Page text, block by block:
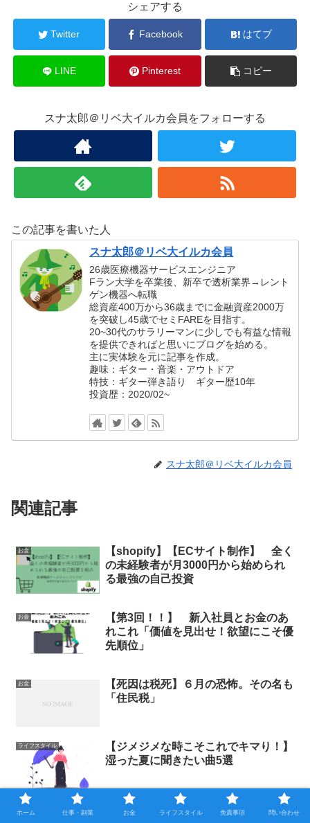
シェアする
Twitter Facebook はてブ
LINE Pinterest コピー
スナ太郎＠リベ大イルカ会員をフォローする
この記事を書いた人
スナ太郎＠リベ大イルカ会員
26歳医療機器サービスエンジニア
Fラン大学を卒業後、新卒で透析業界→レント
ゲン機器へ転職
総資産400万から36歳までに金融資産2000万
を突破し45歳でセミFAREを目指す。
20~30代のサラリーマンに少しでも有益な情報
を提供できればと思いにブログを始める。
主に実体験を元に記事を作成。
趣味：ギター・音楽・アウトドア
特技：ギター弾き語り ギター歴10年
投資歴：2020/02~
スナ太郎＠リベ大イルカ会員
関連記事
お金
【shopify】【ECサイト制作】 全く
の未経験者が月3000円から始められ
る最強の自己投資
お金
【第3回！！】 新入社員とお金のあ
れこれ「価値を見出せ！欲望にこそ優
先順位」
お金
【死因は税死】６月の恐怖。その名も
「住民税」
ライフスタイル
【ジメジメな時こそこれでキマり！】
湿った夏に聞きたい曲5選
【忙しい人必見】ビジネスマンにあり
ホーム 仕事・副業 お金 ライフスタイル 免責事項 問い合わせ